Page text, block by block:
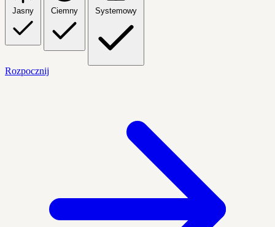
Jasny Ciemny Systemowy
Rozpocznij